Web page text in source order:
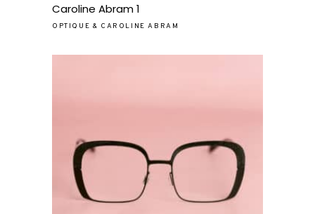
Caroline Abram 1
OPTIQUE & CAROLINE ABRAM